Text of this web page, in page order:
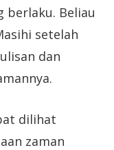
berlaku. Beliau
setelah
dan
dilihat
zaman